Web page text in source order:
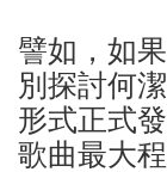
譬如，如
別探討何
形式正式
歌曲最大